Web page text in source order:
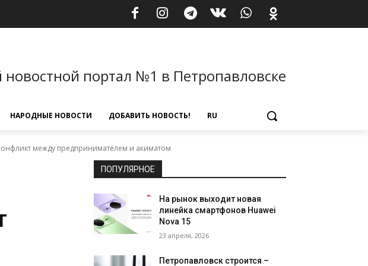
портал №1 в Петропавловске
НАРОДНЫЕ НОВОСТИ ДОБАВИТЬ НОВОСТЬ! RU
между предпринимателем и акиматом
ПОПУЛЯРНОЕ
На рынок выходит новая
линейка смартфонов Huawei
Nova 15
23 апреля, 2026
Петропавловск строится –